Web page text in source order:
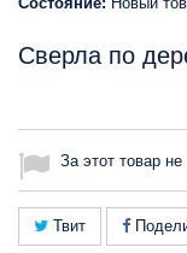
Сверла по
За этот товар
Твит